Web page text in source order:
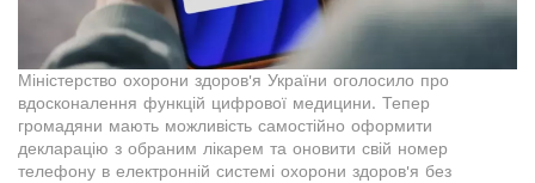
Міністерство охорони здоров'я України оголосило про
вдосконалення функцій цифрової медицини. Тепер
громадяни мають можливість самостійно оформити
декларацію з обраним лікарем та оновити свій номер
телефону в електронній системі охорони здоров'я без